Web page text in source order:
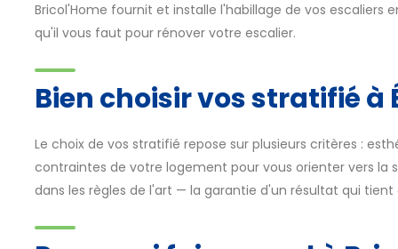
Bricol'Home fournit et installe l'habillage de vos escaliers
qu'il vous faut pour rénover votre escalier.
Bien choisir vos stratifié à
Le choix de vos stratifié repose sur plusieurs critères :
contraintes de votre logement pour vous orienter vers la
dans les règles de l'art — la garantie d'un résultat qui tient